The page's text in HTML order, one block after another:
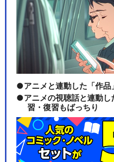
アニメと連動した「作品
アニメの視聴話と連動
習・復習もばっちり